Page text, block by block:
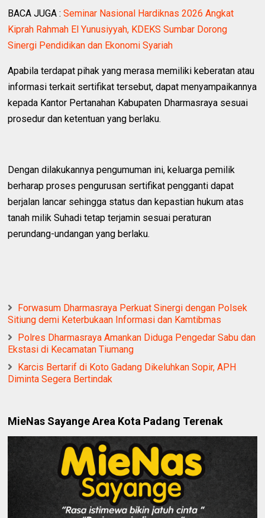
BACA JUGA :Seminar Nasional Hardiknas 2026 Angkat
Kiprah Rahmah El Yunusiyyah, KDEKS Sumbar Dorong
Sinergi Pendidikan dan Ekonomi Syariah
Apabila terdapat pihak yang merasa memiliki keberatan atau
informasi terkait sertifikat tersebut, dapat menyampaikannya
kepada Kantor Pertanahan Kabupaten Dharmasraya sesuai
prosedur dan ketentuan yang berlaku.
Dengan dilakukannya pengumuman ini, keluarga pemilik
berharap proses pengurusan sertifikat pengganti dapat
berjalan lancar sehingga status dan kepastian hukum atas
tanah milik Suhadi tetap terjamin sesuai peraturan
perundang-undangan yang berlaku.
Forwasum Dharmasraya Perkuat Sinergi dengan Polsek
Sitiung demi Keterbukaan Informasi dan Kamtibmas
Polres Dharmasraya Amankan Diduga Pengedar Sabu dan
Ekstasi di Kecamatan Tiumang
Karcis Bertarif di Koto Gadang Dikeluhkan Sopir, APH
Diminta Segera Bertindak
MieNas Sayange Area Kota Padang Terenak